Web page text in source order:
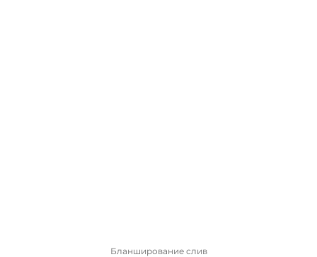
Бланширование слив